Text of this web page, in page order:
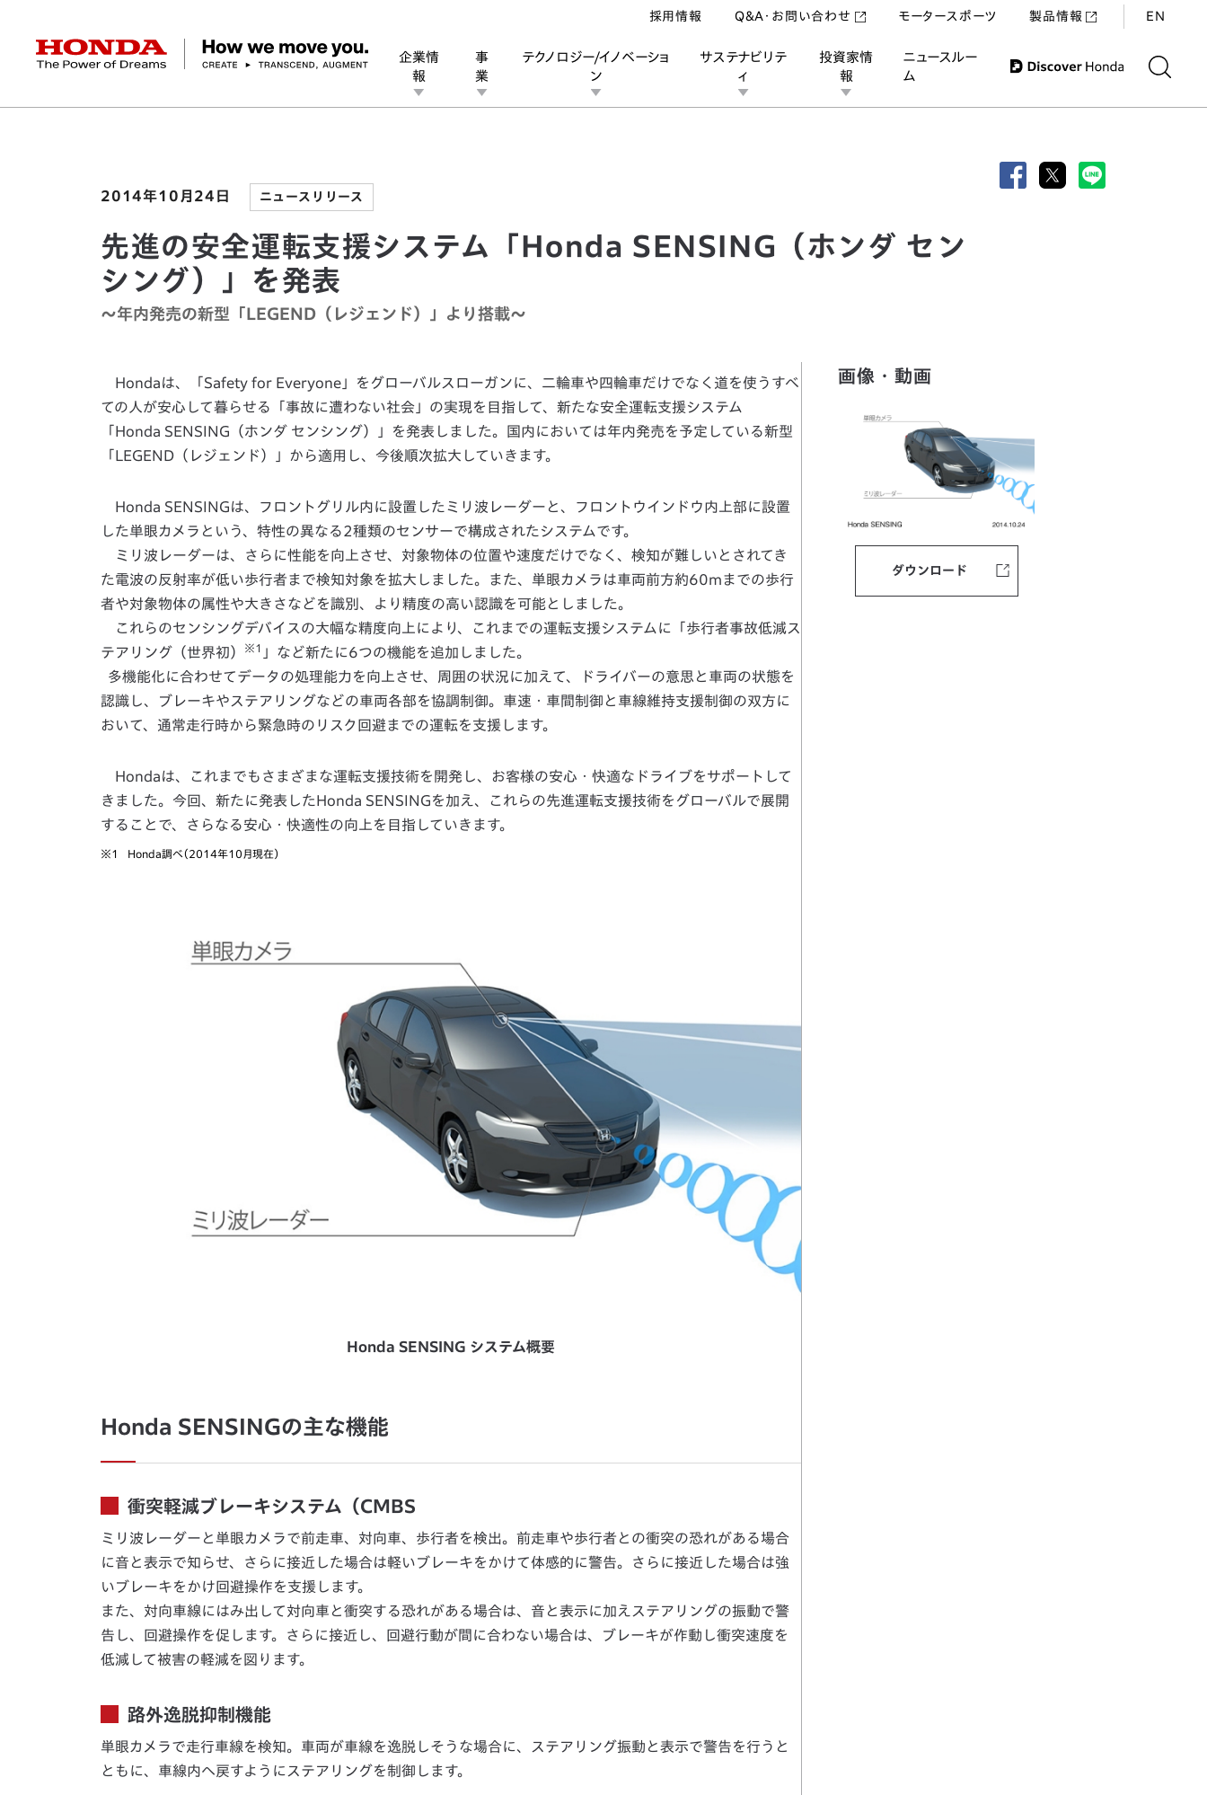
HONDA The Power of Dreams
企業情
報
社長メッセージ 経営方針 会社概要 ヒストリー
事
業
バイク パワープロダクツ マリン その他事業
テクノロジー/イノベーショ
ン
テクノロジー デザイン オープンイノベーション
サステナビリテ
ィ
ESGレポート Honda Report 環境 社会 ガバナンス
投資家情
報
IR資料室 財務・業績情報 株式・債券情報
ニュースルー
ム
ニュースルーム
Discover Honda
採用情報 Q&A・お問い合わせ モータースポーツ 製品情報 EN
先進の安全運転支援システム「Honda SENSING（ホンダ センシング）」を発表
2014年10月24日 ニュースリリース
先進の安全運転支援システム「Honda SENSING（ホンダ セン
シング）」を発表
〜年内発売の新型「LEGEND（レジェンド）」より搭載〜
Hondaは、「Safety for Everyone」をグローバルスローガンに、二輪車や四輪車だけでなく道を使うすべ
ての人が安心して暮らせる「事故に遭わない社会」の実現を目指して、新たな安全運転支援システム
「Honda SENSING（ホンダ センシング）」を発表しました。国内においては年内発売を予定している新型
「LEGEND（レジェンド）」から適用し、今後順次拡大していきます。
Honda SENSINGは、フロントグリル内に設置したミリ波レーダーと、フロントウインドウ内上部に設置
した単眼カメラという、特性の異なる2種類のセンサーで構成されたシステムです。
ミリ波レーダーは、さらに性能を向上させ、対象物体の位置や速度だけでなく、検知が難しいとされてき
た電波の反射率が低い歩行者まで検知対象を拡大しました。また、単眼カメラは車両前方約60mまでの歩行
者や対象物体の属性や大きさなどを識別、より精度の高い認識を可能としました。
これらのセンシングデバイスの大幅な精度向上により、これまでの運転支援システムに「歩行者事故低減ス
テアリング（世界初）
※1 」など新たに6つの機能を追加しました。
多機能化に合わせてデータの処理能力を向上させ、周囲の状況に加えて、ドライバーの意思と車両の状態を
認識し、ブレーキやステアリングなどの車両各部を協調制御。車速・車間制御と車線維持支援制御の双方に
おいて、通常走行時から緊急時のリスク回避までの運転を支援します。
Hondaは、これまでもさまざまな運転支援技術を開発し、お客様の安心・快適なドライブをサポートして
きました。今回、新たに発表したHonda SENSINGを加え、これらの先進運転支援技術をグローバルで展開
することで、さらなる安心・快適性の向上を目指していきます。
※1 Honda調べ（2014年10月現在）
Honda SENSING システム概要
Honda SENSINGの主な機能
衝突軽減ブレーキシステム（CMBS
ミリ波レーダーと単眼カメラで前走車、対向車、歩行者を検出。前走車や歩行者との衝突の恐れがある場合
に音と表示で知らせ、さらに接近した場合は軽いブレーキをかけて体感的に警告。さらに接近した場合は強
いブレーキをかけ回避操作を支援します。
また、対向車線にはみ出して対向車と衝突する恐れがある場合は、音と表示に加えステアリングの振動で警
告し、回避操作を促します。さらに接近し、回避行動が間に合わない場合は、ブレーキが作動し衝突速度を
低減して被害の軽減を図ります。
路外逸脱抑制機能
単眼カメラで走行車線を検知。車両が車線を逸脱しそうな場合に、ステアリング振動と表示で警告を行うと
ともに、車線内へ戻すようにステアリングを制御します。
画像・動画
ダウンロード